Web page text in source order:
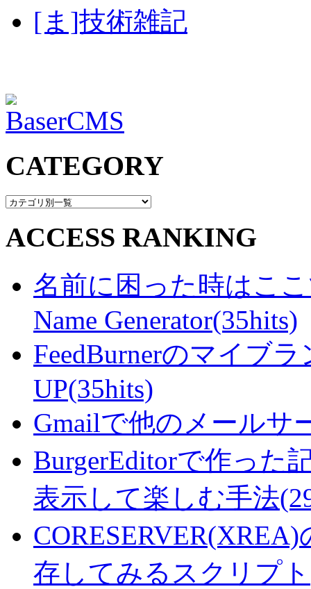
[ま]技術雑記
CATEGORY
ACCESS RANKING
名前に困った時はここ
Name Generator(35hits)
FeedBurnerのマイブ
UP(35hits)
Gmailで他のメールサ
BurgerEditorで作った
表示して楽しむ手法
存してみるスクリプ